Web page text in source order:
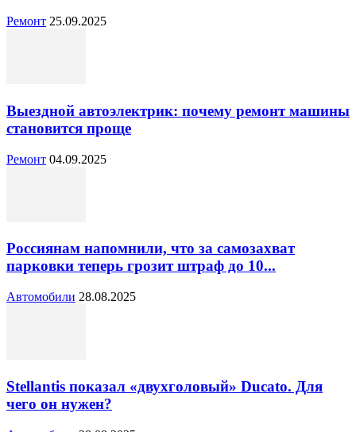
Ремонт 25.09.2025
Выездной автоэлектрик: почему ремонт машины
становится проще
Ремонт 04.09.2025
Россиянам напомнили, что за самозахват
парковки теперь грозит штраф до 10...
Автомобили 28.08.2025
Stellantis показал «двухголовый» Ducato. Для
чего он нужен?